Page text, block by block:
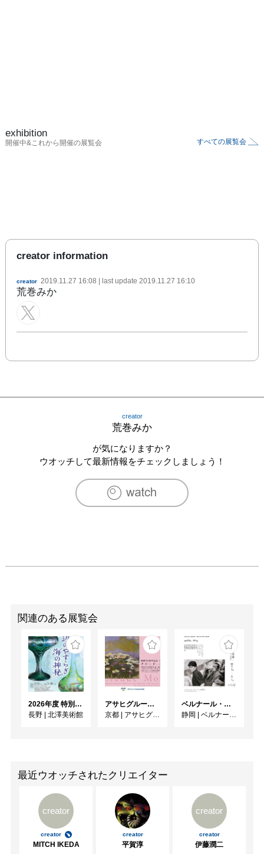
exhibition
開催中&これから開催の展覧会 すべての展覧会
creator information
creator 2019.11.27 16:08 | last update 2019.11.27 16:10
荒巻みか
creator
荒巻みか
が気になりますか？
ウオッチして最新情報をチェックしましょう！
関連のある展覧会
2026年度 特別展「ガレとドーム、アール･ヌーヴォーのガラス 水辺のやすらぎ、海の神秘」
長野 | 北澤美術館
アサヒグループ大山崎山荘美術館 開館30周年記念展「没後100年 クロード・モネ」
京都 | アサヒグループ大山崎山荘美術館
ベルナール・ビュフェと写真 ーカメラがとらえたビュフェとその時代、そして21 世紀へ
静岡 | ベルナール・ビュフェ美術館
最近ウオッチされたクリエイター
creator
creator
MITCH IKEDA
creator
平賀淳
creator
creator
伊藤潤二